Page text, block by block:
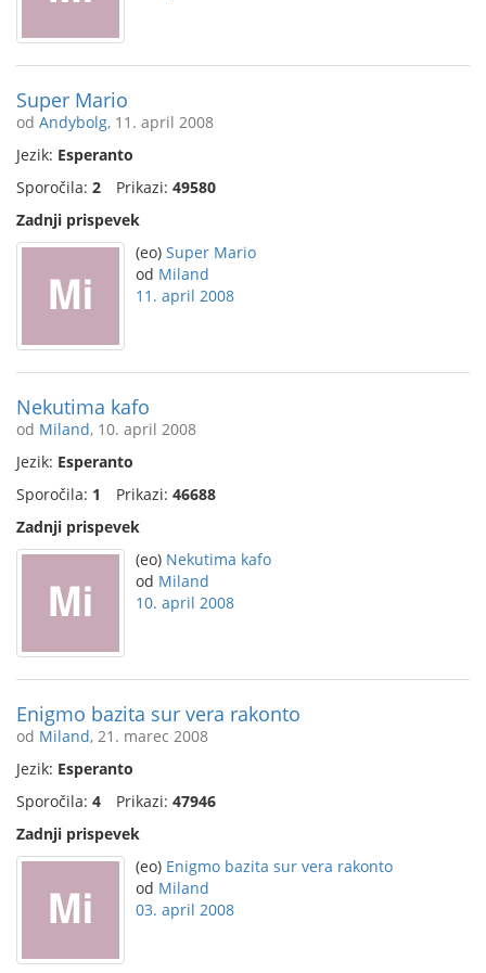
Super Mario
od Andybolg, 11. april 2008
Jezik: Esperanto
Sporočila: 2 Prikazi: 49580
Zadnji prispevek
(eo) Super Mario
od Miland
11. april 2008
Nekutima kafo
od Miland, 10. april 2008
Jezik: Esperanto
Sporočila: 1 Prikazi: 46688
Zadnji prispevek
(eo) Nekutima kafo
od Miland
10. april 2008
Enigmo bazita sur vera rakonto
od Miland, 21. marec 2008
Jezik: Esperanto
Sporočila: 4 Prikazi: 47946
Zadnji prispevek
(eo) Enigmo bazita sur vera rakonto
od Miland
03. april 2008